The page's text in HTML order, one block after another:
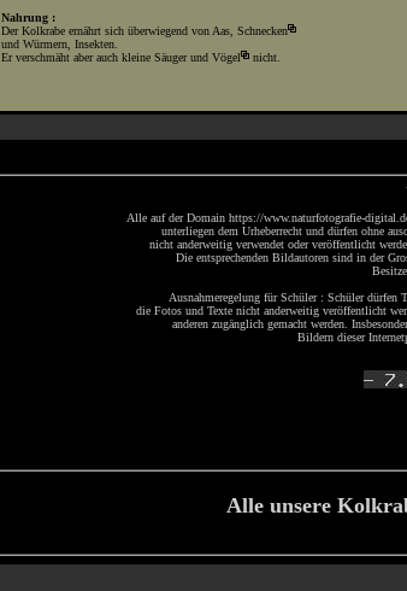
Nahrung :
Der Kolkrabe ernährt sich überwiegend von Aas, Schnecken
und Würmern, Insekten.
Er verschmäht aber auch kleine Säuger und Vögel nicht.
Alle auf der Domain https://www.naturfotografie-
unterliegen dem Urheberrecht und dürfen ohne
nicht anderweitig verwendet oder veröffentlicht
Die entsprechenden Bildautoren sind in der
Ausnahmeregelung für Schüler : Schüler dürfen
die Fotos und Texte nicht anderweitig veröffentlicht
anderen zugänglich gemacht werden.
Bildern dieser
Alle unsere